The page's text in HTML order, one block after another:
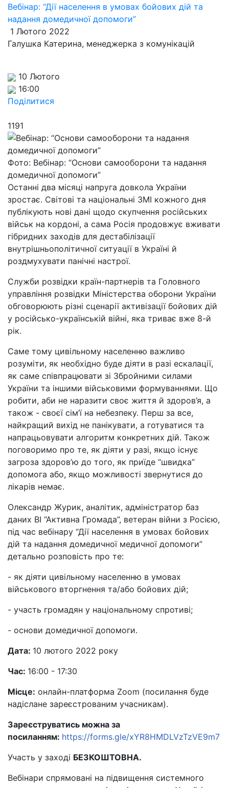
Вебінар: “Дії населення в умовах бойових дій та
надання домедичної допомоги”
1 Лютого 2022
Галушка Катерина, менеджерка з комунікацій
10 Лютого
16:00
Поділитися
1191
Фото: Вебінар: “Основи самооборони та надання
домедичної допомоги”
Останні два місяці напруга довкола України
зростає. Світові та національні ЗМІ кожного дня
публікують нові дані щодо скупчення російських
військ на кордоні, а сама Росія продовжує вживати
гібридних заходів для дестабілізації
внутрішньополітичної ситуації в Україні й
роздмухувати панічні настрої.
Служби розвідки країн-партнерів та Головного
управління розвідки Міністерства оборони України
обговорюють різні сценарії активізації бойових дій
у російсько-українській війні, яка триває вже 8-й
рік.
Саме тому цивільному населенню важливо
розуміти, як необхідно буде діяти в разі ескалації,
як саме співпрацювати зі Збройними силами
України та іншими військовими формуваннями. Що
робити, аби не наразити своє життя й здоров’я, а
також - своєї сім’ї на небезпеку. Перш за все,
найкращий вихід не панікувати, а готуватися та
напрацьовувати алгоритм конкретних дій. Також
поговоримо про те, як діяти у разі, якщо існує
загроза здоров’ю до того, як приїде “швидка”
допомога або, якщо можливості звернутися до
лікарів немає.
Олександр Журик, аналітик, адміністратор баз
даних ВІ “Активна Громада”, ветеран війни з Росією,
під час вебінару “Дії населення в умовах бойових
дій та надання домедичної медичної допомоги”
детально розповість про те:
- як діяти цивільному населенню в умовах
військового вторгнення та/або бойових дій;
- участь громадян у національному спротиві;
- основи домедичної допомоги.
Дата: 10 лютого 2022 року
Час: 16:00 - 17:30
Місце: онлайн-платформа Zoom (посилання буде
надіслане зареєстрованим учасникам).
Зареєструватись можна за
посиланням: https://forms.gle/xYR8HMDLVzTzVE9m7
Участь у заході БЕЗКОШТОВНА.
Вебінари спрямовані на підвищення системного